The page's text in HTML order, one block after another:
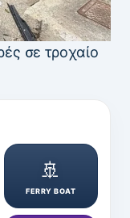
🚢
FERRY BOAT